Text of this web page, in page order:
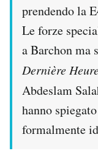
prendendo la
Le forze
a Barchon ma
Dernière
Abdeslam
hanno
formalmente